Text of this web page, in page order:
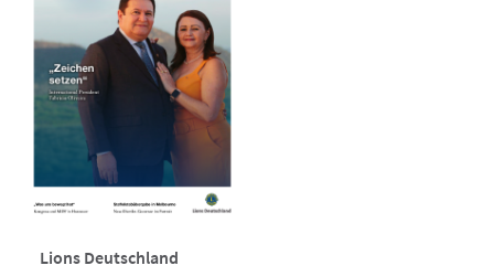
Lions Deutschland